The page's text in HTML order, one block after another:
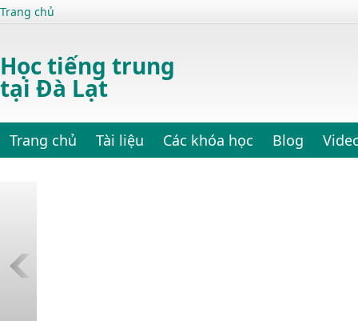
Trang chủ
Học tiếng trung
tại Đà Lạt
Trang chủ Tài liệu Các khóa học Blog